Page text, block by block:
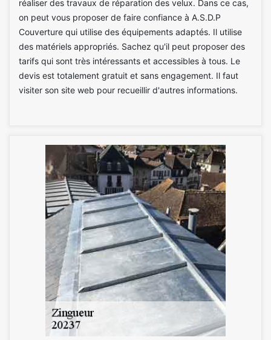
réaliser des travaux de réparation des velux. Dans ce cas,
on peut vous proposer de faire confiance à A.S.D.P
Couverture qui utilise des équipements adaptés. Il utilise
des matériels appropriés. Sachez qu'il peut proposer des
tarifs qui sont très intéressants et accessibles à tous. Le
devis est totalement gratuit et sans engagement. Il faut
visiter son site web pour recueillir d'autres informations.